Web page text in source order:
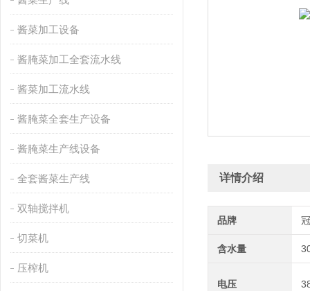
酱菜加工设备
酱腌菜加工全套流水线
酱菜加工流水线
酱腌菜全套生产设备
酱腌菜生产线设备
全套酱菜生产线
双轴搅拌机
切菜机
压榨机
详情介绍
品牌
含水量
电压